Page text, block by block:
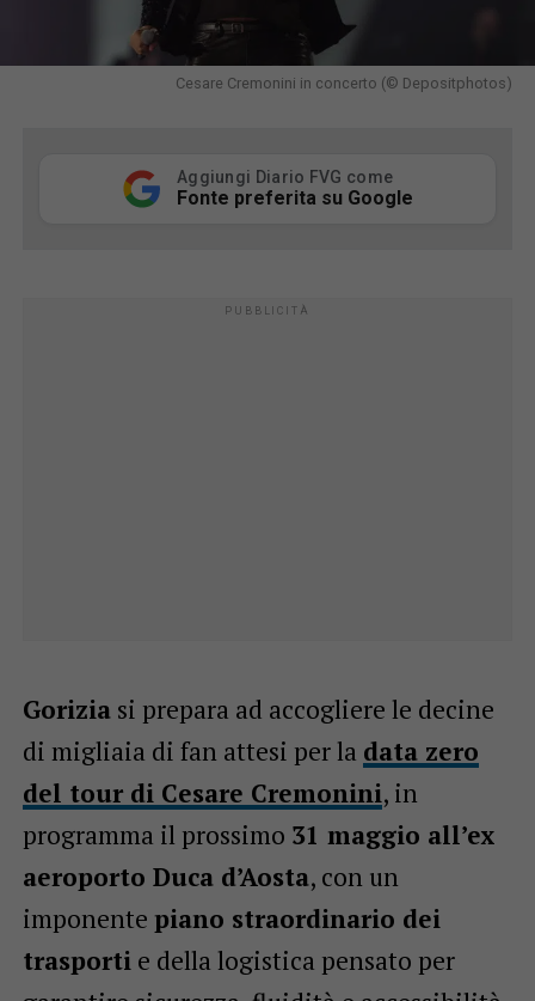
Cesare Cremonini in concerto (© Depositphotos)
Aggiungi Diario FVG come
Fonte preferita su Google
Goriziasi prepara ad accogliere le decine
di migliaia di fan attesi per la data zero
del tour di Cesare Cremonini, in
programma il prossimo 31 maggio all’ex
aeroporto Duca d’Aosta, con un
imponente piano straordinario dei
trasportie della logistica pensato per